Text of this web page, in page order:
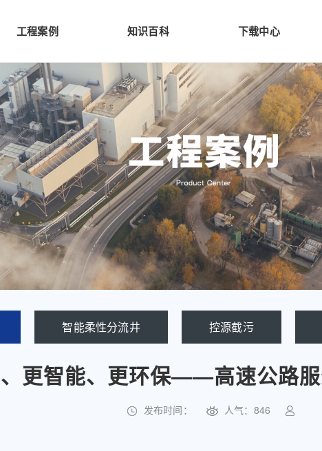
工程案例 知识百科 下载中心
智能柔性分流井 控源截污
更智能、更环保——高速公路
发布时间： 人气： 846